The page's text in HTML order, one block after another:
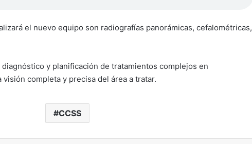
el nuevo equipo son radiografías panorámicas, cefalométricas,
y planificación de tratamientos complejos en
completa y precisa del área a tratar.
CCSS